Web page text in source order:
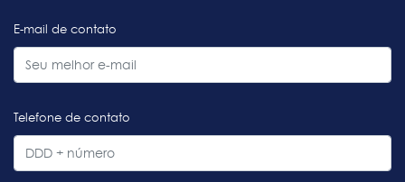
E-mail de contato
Telefone de contato